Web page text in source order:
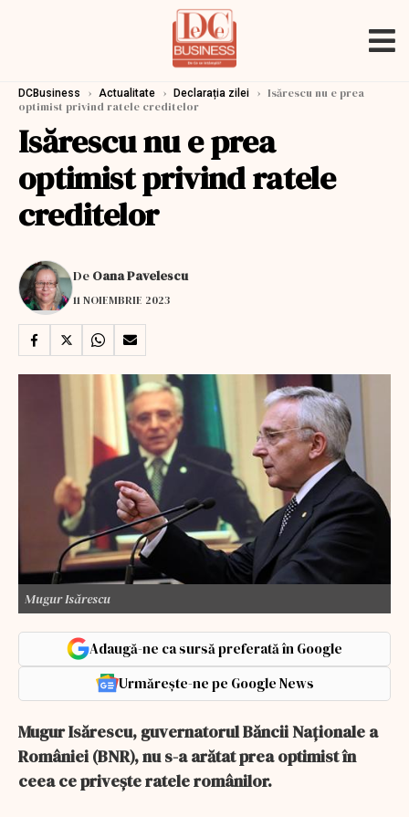
DCBusiness › Actualitate › Declarația zilei › Isărescu nu e prea
optimist privind ratele creditelor
Isărescu nu e prea
optimist privind ratele
creditelor
De Oana Pavelescu
11 NOIEMBRIE 2023
Mugur Isărescu
Adaugă-ne ca sursă preferată în Google
Urmărește-ne pe Google News
Mugur Isărescu, guvernatorul Băncii Naționale a
României (BNR), nu s-a arătat prea optimist în
ceea ce privește ratele românilor.